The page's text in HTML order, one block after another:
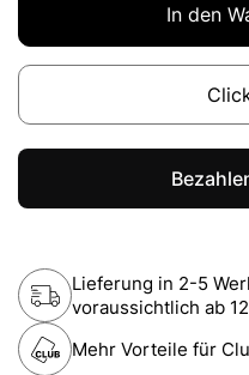
In den
Lieferung in 2-5
voraussichtlich ab
Mehr Vorteile für